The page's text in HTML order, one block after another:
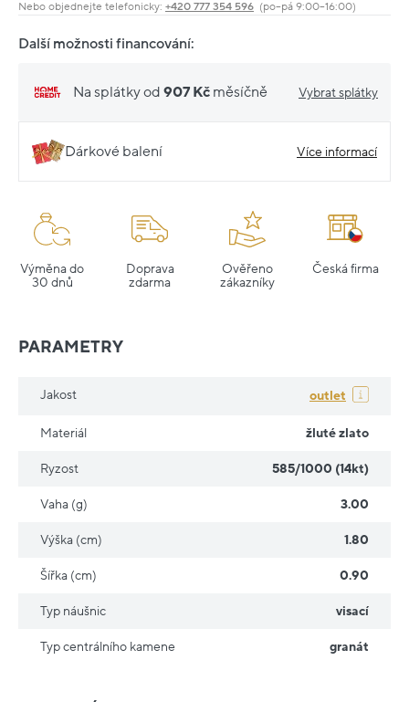
Nebo objednejte telefonicky: +420 777 354 596 (po–pá 9:00–16:00)
Další možnosti financování:
Na splátky od 907 Kč měsíčně Vybrat splátky
Dárkové balení Více informací
Výměna do
30 dnů
Doprava
zdarma
Ověřeno
zákazníky
Česká firma
PARAMETRY
Jakost outlet
Materiál žluté zlato
Ryzost 585/1000 (14kt)
Vaha (g) 3.00
Výška (cm) 1.80
Šířka (cm) 0.90
Typ náušnic visací
Typ centrálního kamene granát